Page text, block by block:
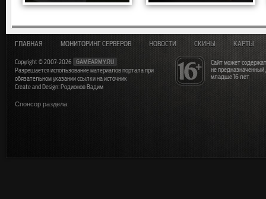
Сайт может
не
младше 16 лет
ГЛАВНАЯ МОНИТОРИНГ СЕРВЕРОВ НОВОСТИ СКИНЫ КАРТЫ
Copyright © 2007-2026
GAMEARMY.RU
Разрешается использование материалов портала при
обязательном указании ссылки на источник
Create and Design: Родионов Вадим
Спонсор раздела: